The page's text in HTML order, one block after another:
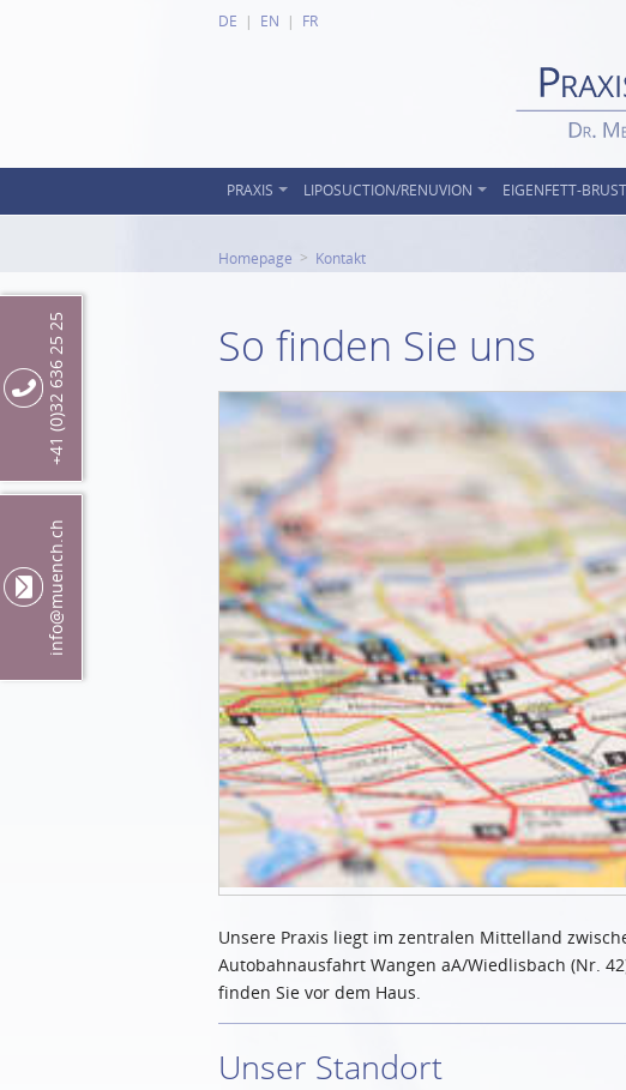
DE EN FR
PRAXIS LIPOSUCTION/RENUVION EIGENFETT-
Homepage Kontakt
So finden Sie uns
Unsere Praxis liegt im zentralen Mittelland
Autobahnausfahrt Wangen aA/Wiedlisbach (Nr.
finden Sie vor dem Haus.
Unser Standort
info
@muench.ch
+41 (0)32 636 25 25